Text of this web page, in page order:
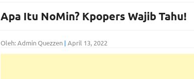
Apa Itu NoMin? Kpopers Wajib Tahu!
Oleh: Admin Quezzen| April 13, 2022